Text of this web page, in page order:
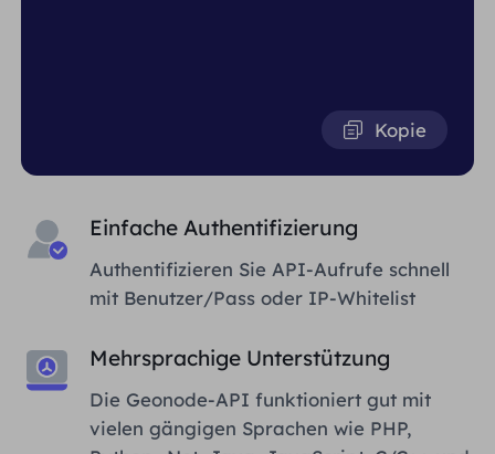
Einfache Authentifizierung
Authentifizieren Sie API-Aufrufe schnell
mit Benutzer/Pass oder IP-Whitelist
Mehrsprachige Unterstützung
Die Geonode-API funktioniert gut mit
vielen gängigen Sprachen wie PHP,
Kopie